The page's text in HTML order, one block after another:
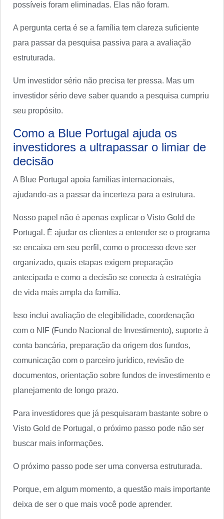
possíveis foram eliminadas. Elas não foram.
A pergunta certa é se a família tem clareza suficiente
para passar da pesquisa passiva para a avaliação
estruturada.
Um investidor sério não precisa ter pressa. Mas um
investidor sério deve saber quando a pesquisa cumpriu
seu propósito.
Como a Blue Portugal ajuda os
investidores a ultrapassar o limiar de
decisão
A Blue Portugal apoia famílias internacionais,
ajudando-as a passar da incerteza para a estrutura.
Nosso papel não é apenas explicar o Visto Gold de
Portugal. É ajudar os clientes a entender se o programa
se encaixa em seu perfil, como o processo deve ser
organizado, quais etapas exigem preparação
antecipada e como a decisão se conecta à estratégia
de vida mais ampla da família.
Isso inclui avaliação de elegibilidade, coordenação
com o NIF (Fundo Nacional de Investimento), suporte à
conta bancária, preparação da origem dos fundos,
comunicação com o parceiro jurídico, revisão de
documentos, orientação sobre fundos de investimento e
planejamento de longo prazo.
Para investidores que já pesquisaram bastante sobre o
Visto Gold de Portugal, o próximo passo pode não ser
buscar mais informações.
O próximo passo pode ser uma conversa estruturada.
Porque, em algum momento, a questão mais importante
deixa de ser o que mais você pode aprender.